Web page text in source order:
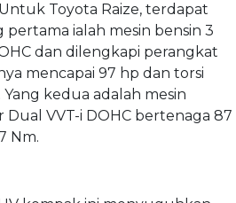
Toyota Raize, terdapat
pertama ialah mesin bensin 3
dan dilengkapi perangkat
mencapai 97 hp dan torsi
Yang kedua adalah mesin
Dual VVT-i DOHC bertenaga 87
Nm.